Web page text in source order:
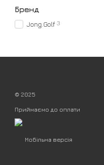
Бренд
Jong.Golf 3
© 2025
Приймаємо до оплати
Мобільна версія